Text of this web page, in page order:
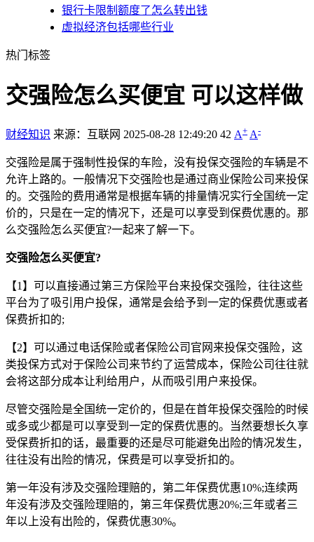
银行卡限制额度了怎么转出钱
虚拟经济包括哪些行业
热门标签
交强险怎么买便宜 可以这样做
财经知识 来源：互联网 2025-08-28 12:49:20 42 A+ A-
交强险是属于强制性投保的车险，没有投保交强险的车辆是不
允许上路的。一般情况下交强险也是通过商业保险公司来投保
的。交强险的费用通常是根据车辆的排量情况实行全国统一定
价的，只是在一定的情况下，还是可以享受到保费优惠的。那
么交强险怎么买便宜?一起来了解一下。
交强险怎么买便宜?
【1】可以直接通过第三方保险平台来投保交强险，往往这些
平台为了吸引用户投保，通常是会给予到一定的保费优惠或者
保费折扣的;
【2】可以通过电话保险或者保险公司官网来投保交强险，这
类投保方式对于保险公司来节约了运营成本，保险公司往往就
会将这部分成本让利给用户，从而吸引用户来投保。
尽管交强险是全国统一定价的，但是在首年投保交强险的时候
或多或少都是可以享受到一定的保费优惠的。当然要想长久享
受保费折扣的话，最重要的还是尽可能避免出险的情况发生，
往往没有出险的情况，保费是可以享受折扣的。
第一年没有涉及交强险理赔的，第二年保费优惠10%;连续两
年没有涉及交强险理赔的，第三年保费优惠20%;三年或者三
年以上没有出险的，保费优惠30%。